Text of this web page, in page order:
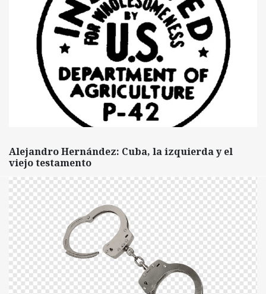
Alejandro Hernández: Cuba, la izquierda y el
viejo testamento